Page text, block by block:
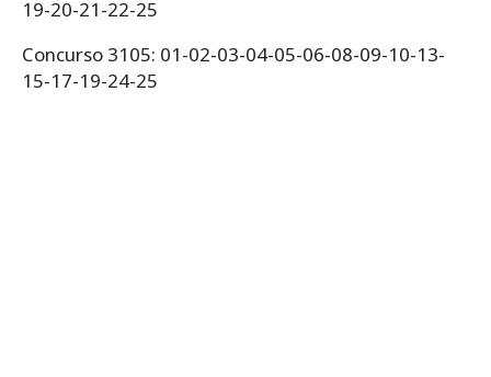
19-20-21-22-25
Concurso 3105: 01-02-03-04-05-06-08-09-10-13-
15-17-19-24-25